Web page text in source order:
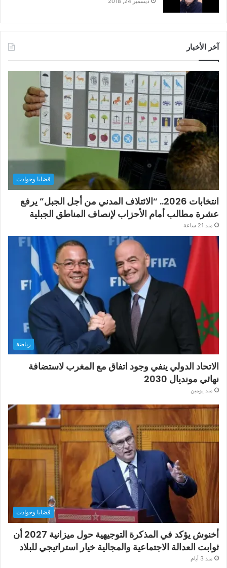
آخر الأخبار
قضايا وحوادث
انتخابات 2026.. “الائتلاف المدني من أجل الجبل” يرفع
عشرة مطالب أمام الأحزاب لإنصاف المناطق الجبلية
منذ 21 ساعة
رياضة
الاتحاد الدولي ينفي وجود اتفاق مع المغرب لاستضافة
نهائي مونديال 2030
منذ يومين
قضايا وحوادث
أخنوش يؤكد في المذكرة التوجيهية حول ميزانية 2027 أن
ثوابت العدالة الاجتماعية والمجالية خيار استراتيجي للبلاد
منذ 3 أيام